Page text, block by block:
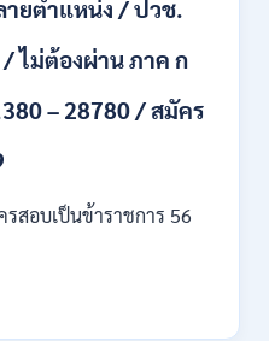
ายตำแหน่ง / ปวช.
ไม่ต้องผ่าน ภาค ก
– 28780 / สมัคร
สอบเป็นข้าราชการ 56